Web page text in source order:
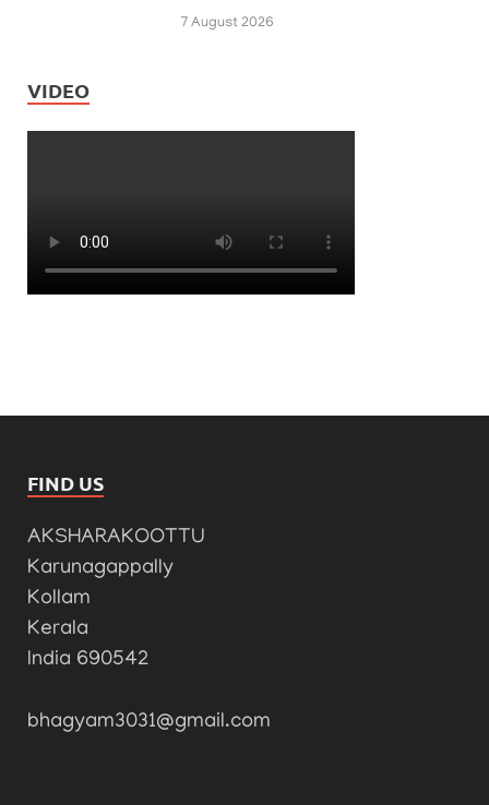
7 August 2026
VIDEO
FIND US
AKSHARAKOOTTU
Karunagappally
Kollam
Kerala
India 690542
bhagyam3031@gmail.com